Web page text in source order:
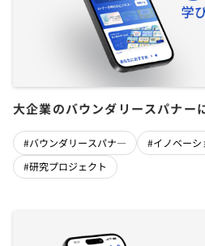
大企業のバウンダリースパナ
#バウンダリースパナ―
#イノベーシ
#研究プロジェクト